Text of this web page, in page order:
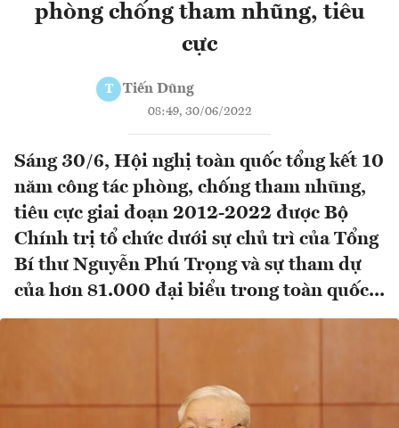
phòng chống tham nhũng, tiêu
cực
T Tiến Dũng
08:49, 30/06/2022
Sáng 30/6, Hội nghị toàn quốc tổng kết 10
năm công tác phòng, chống tham nhũng,
tiêu cực giai đoạn 2012-2022 được Bộ
Chính trị tổ chức dưới sự chủ trì của Tổng
Bí thư Nguyễn Phú Trọng và sự tham dự
của hơn 81.000 đại biểu trong toàn quốc...